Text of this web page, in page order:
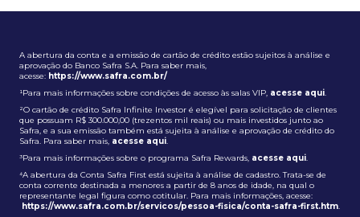
A abertura da conta e a emissão de cartão de crédito estão sujeitos à análise e
aprovação do Banco Safra S.A. Para saber mais,
acesse: https://www.safra.com.br/
¹Para mais informações sobre condições de acesso às salas VIP, acesse aqui.
²O cartão de crédito Safra Infinite Investor é elegível para solicitação de clientes
que possuam R$ 300.000,00 (trezentos mil reais) ou mais investidos junto ao
Safra, e a sua emissão também está sujeita à análise e aprovação de crédito do
Safra. Para saber mais, acesse aqui.
³Para mais informações sobre o programa Safra Rewards, acesse aqui.
⁴A abertura da Conta Safra First está sujeita à análise de cadastro. Trata-se de
conta corrente destinada a menores a partir de 8 anos de idade, na qual o
representante legal figura como cotitular. Para mais informações, acesse:
https://www.safra.com.br/servicos/pessoa-fisica/conta-safra-first.htm.